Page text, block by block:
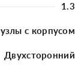
1.3
с корпусом
Двухсторонний